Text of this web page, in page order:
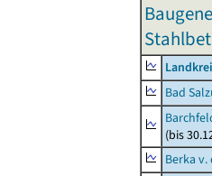
Bad
(bis
Berka v.